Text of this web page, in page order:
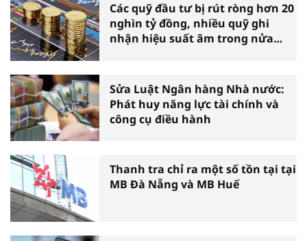
Các quỹ đầu tư bị rút ròng hơn 20
nghìn tỷ đồng, nhiều quỹ ghi
nhận hiệu suất âm trong nửa
Sửa Luật Ngân hàng Nhà nước:
Phát huy năng lực tài chính và
công cụ điều hành
Thanh tra chỉ ra một số tồn tại tại
MB Đà Nẵng và MB Huế